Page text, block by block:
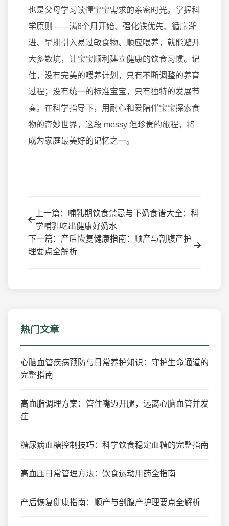
也是父母学习读懂宝宝需求的亲密时光。掌握科
学原则——满6个月开始、强化铁优先、循序渐
进、早期引入易过敏食物、顺应喂养，就能避开
大多数坑，让宝宝顺利建立健康的饮食习惯。记
住，没有完美的喂养计划，只有不断调整的养育
过程；没有统一的标准宝宝，只有独特的发展节
奏。在科学指导下，用耐心和爱陪伴宝宝探索食
物的奇妙世界，这段 messy 但珍贵的旅程，将
成为家庭最美好的记忆之一。
上一篇：哺乳期饮食禁忌与下奶食谱大全：科
学哺乳吃出健康好奶水
下一篇：产后恢复健康指南：顺产与剖腹产护
理要点全解析
热门文章
心脑血管疾病预防与日常养护知识：守护生命通道的
完整指南
高血脂调理方案：管住嘴迈开腿，远离心脑血管并发
症
糖尿病血糖控制技巧：科学饮食稳定血糖的完整指南
高血压日常管理方法：饮食运动用药全指南
产后恢复健康指南：顺产与剖腹产护理要点全解析